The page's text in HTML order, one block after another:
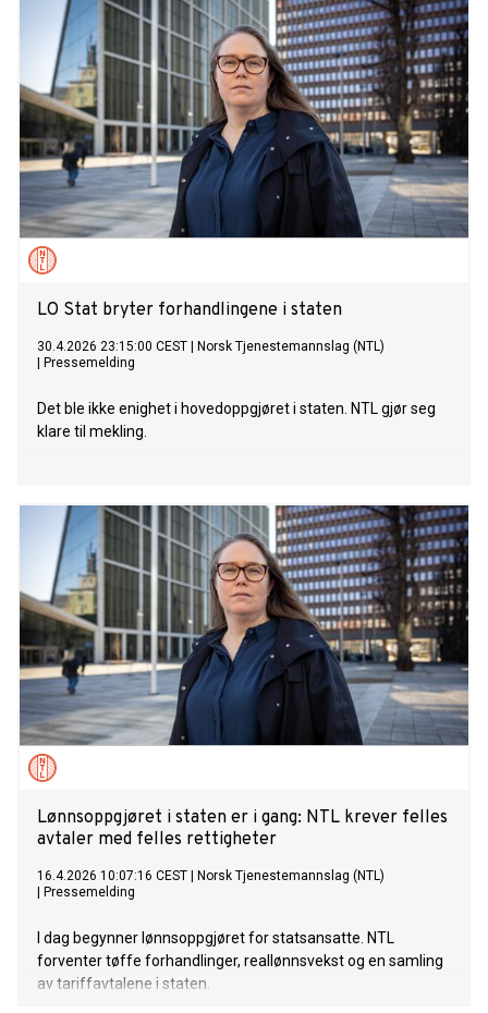
LO Stat bryter forhandlingene i staten
30.4.2026 23:15:00 CEST
Norsk Tjenestemannslag (NTL)
Pressemelding
Det ble ikke enighet i hovedoppgjøret i staten. NTL gjør seg
klare til mekling.
Lønnsoppgjøret i staten er i gang: NTL krever felles
avtaler med felles rettigheter
16.4.2026 10:07:16 CEST
Norsk Tjenestemannslag (NTL)
Pressemelding
I dag begynner lønnsoppgjøret for statsansatte. NTL
forventer tøffe forhandlinger, reallønnsvekst og en samling
av tariffavtalene i staten.